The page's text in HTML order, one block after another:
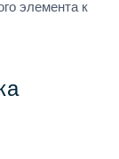
элемента к